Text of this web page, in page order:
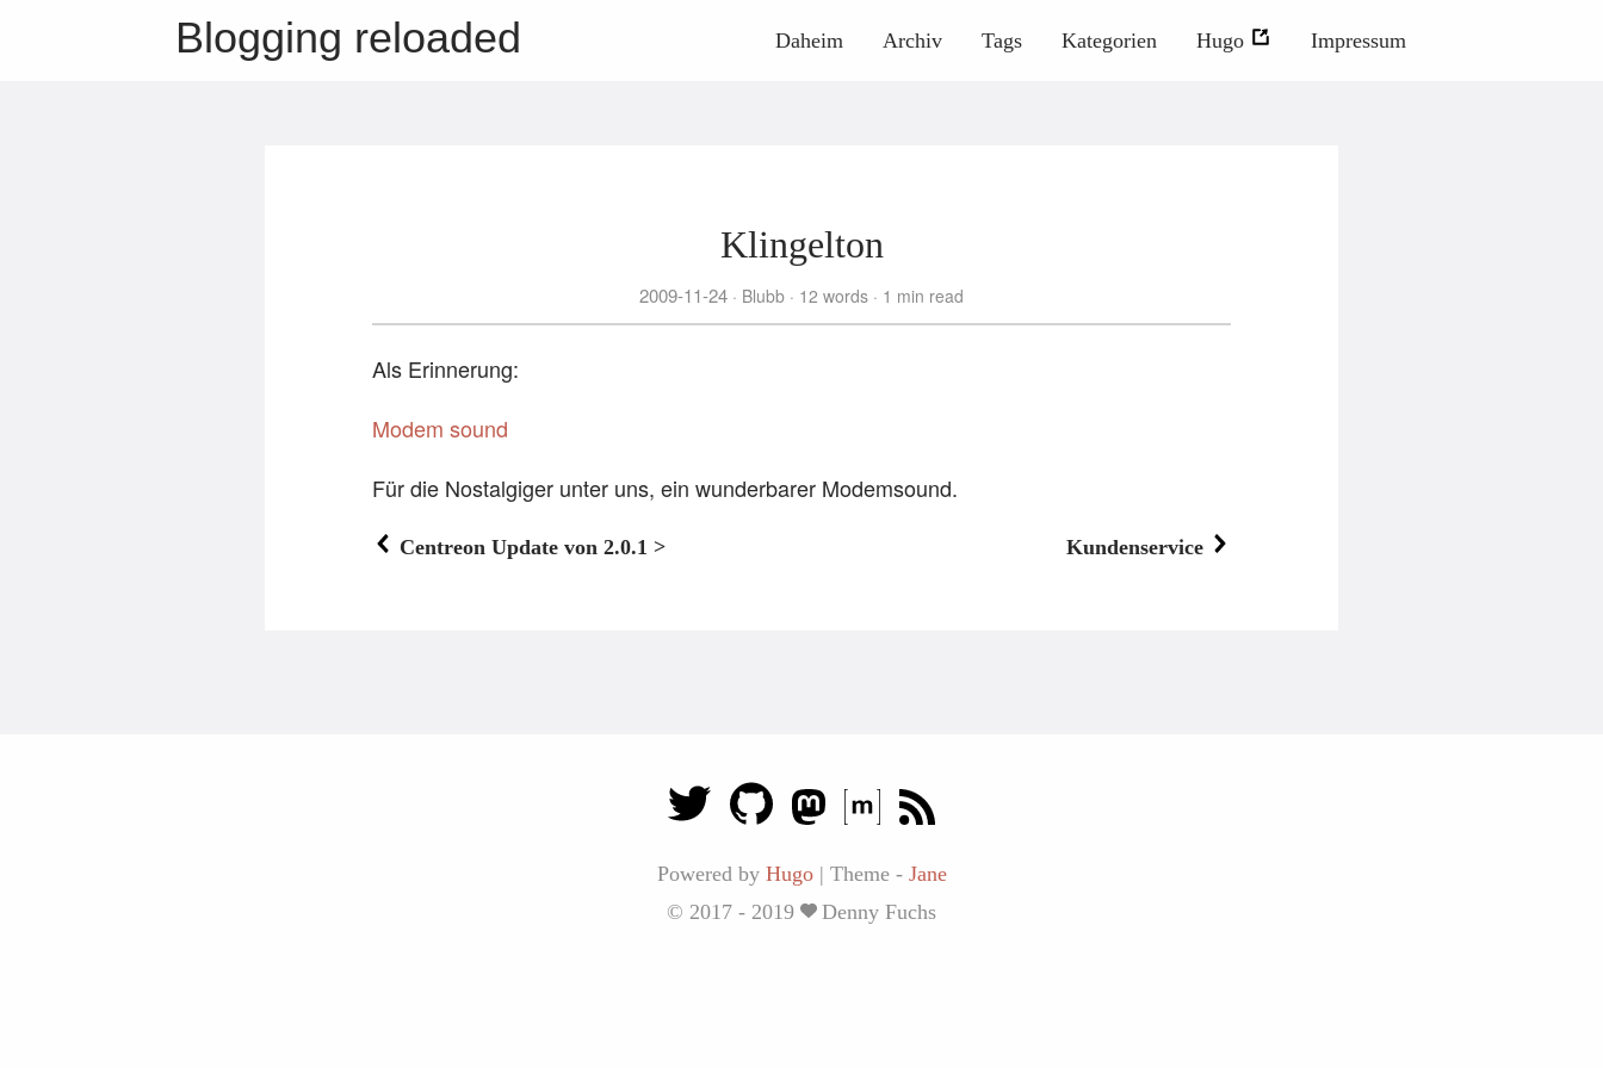
Blogging reloaded Daheim Archiv Tags Kategorien Hugo Impressum
Klingelton
2009-11-24 Blubb 12 words 1 min read
Als Erinnerung:
Modem sound
Für die Nostalgiger unter uns, ein wunderbarer Modemsound.
Centreon Update von 2.0.1 > Kundenservice
Powered by Hugo | Theme - Jane
© 2017 - 2019
Denny Fuchs